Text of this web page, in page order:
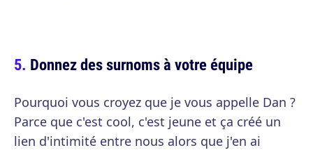
Donnez des surnoms à votre équipe
Pourquoi vous croyez que je vous appelle Dan ?
Parce que c'est cool, c'est jeune et ça créé un
lien d'intimité entre nous alors que j'en ai